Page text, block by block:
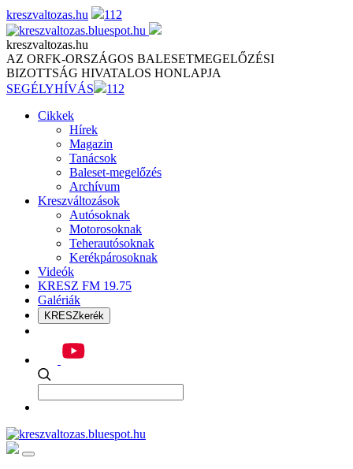
Skip
to
content
kreszvaltozas.hu 112
kreszvaltozas.hu
AZ ORFK-ORSZÁGOS BALESETMEGELŐZÉSI
BIZOTTSÁG HIVATALOS HONLAPJA
SEGÉLYHÍVÁS
112
Cikkek
Hírek
Magazin
Tanácsok
Baleset-megelőzés
Archívum
Kreszváltozások
Autósoknak
Motorosoknak
Teherautósoknak
Kerékpárosoknak
Videók
KRESZ FM 19.75
Galériák
KRESZkerék